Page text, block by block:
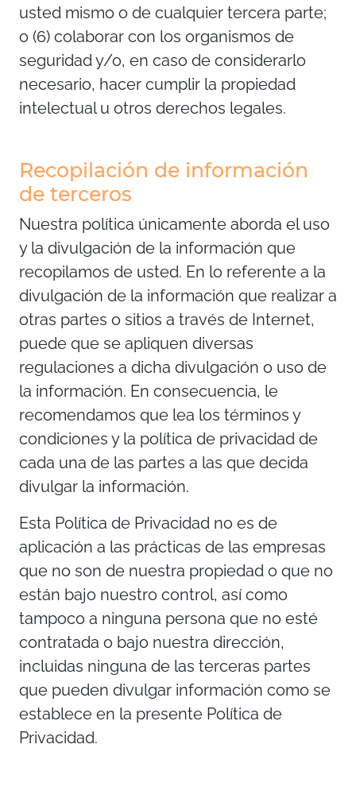
usted mismo o de cualquier tercera parte;
o (6) colaborar con los organismos de
seguridad y/o, en caso de considerarlo
necesario, hacer cumplir la propiedad
intelectual u otros derechos legales.
Recopilación de información
de terceros
Nuestra política únicamente aborda el uso
y la divulgación de la información que
recopilamos de usted. En lo referente a la
divulgación de la información que realizar a
otras partes o sitios a través de Internet,
puede que se apliquen diversas
regulaciones a dicha divulgación o uso de
la información. En consecuencia, le
recomendamos que lea los términos y
condiciones y la política de privacidad de
cada una de las partes a las que decida
divulgar la información.
Esta Política de Privacidad no es de
aplicación a las prácticas de las empresas
que no son de nuestra propiedad o que no
están bajo nuestro control, así como
tampoco a ninguna persona que no esté
contratada o bajo nuestra dirección,
incluidas ninguna de las terceras partes
que pueden divulgar información como se
establece en la presente Política de
Privacidad.